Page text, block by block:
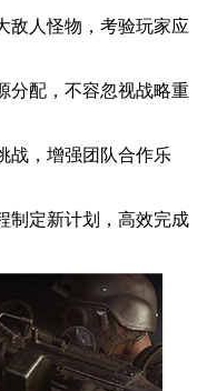
敌人怪物，考验玩家应
分配，不容忽视战略重
战，增强团队合作乐
制定新计划，高效完成